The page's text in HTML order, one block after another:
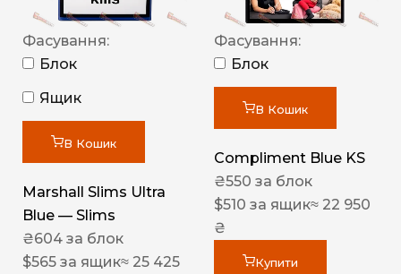
Фасування:
Блок
Ящик
В Кошик
Marshall Slims Ultra
Blue — Slims
₴604 за блок
$565 за ящик≈ 25 425
Фасування:
Блок
В Кошик
Compliment Blue KS
₴550 за блок
$510 за ящик≈ 22 950
₴
Купити